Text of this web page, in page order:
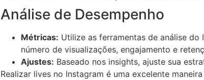
Análise de Desempenho
Métricas: Utilize as ferramentas de análise
número de visualizações, engajamento e
Ajustes: Baseado nos insights, ajuste sua
Realizar lives no Instagram é uma excelente